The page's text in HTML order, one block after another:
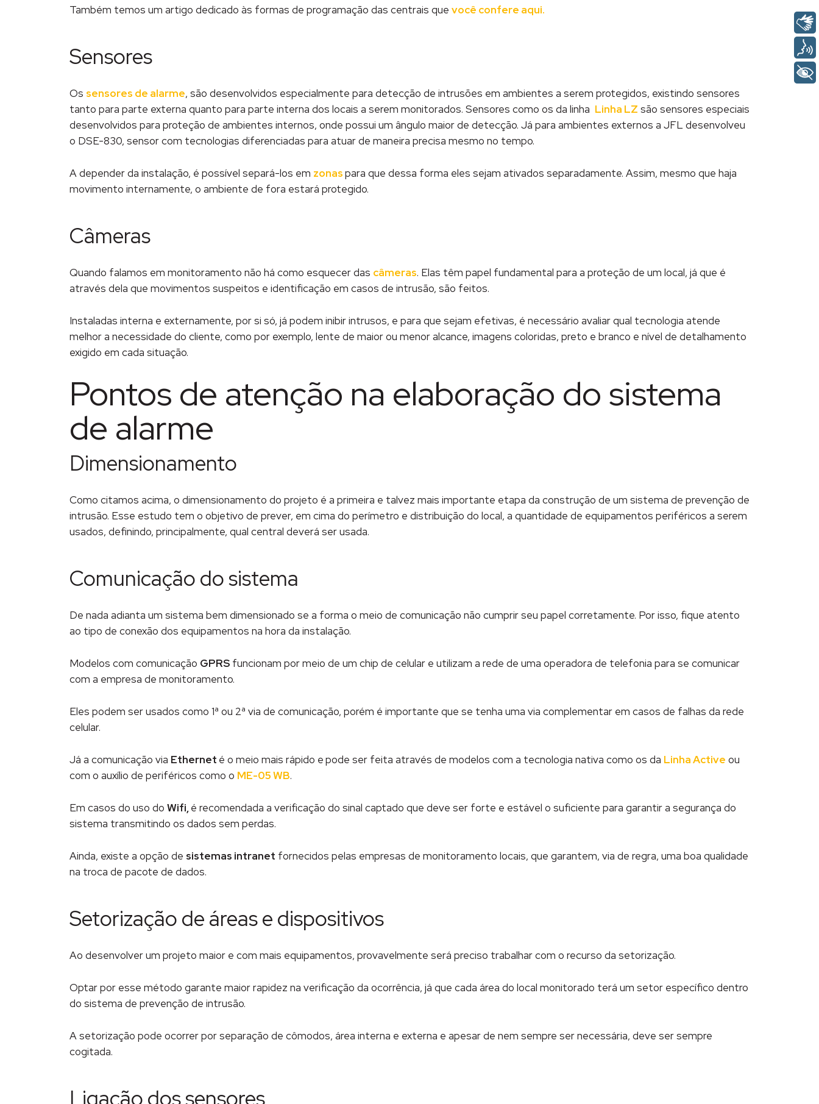
Também temos um artigo dedicado às formas de programação das centrais que você confere aqui.
Sensores
Os sensores de alarme, são desenvolvidos especialmente para detecção de intrusões em ambientes a serem protegidos, existindo sensores
tanto para parte externa quanto para parte interna dos locais a serem monitorados. Sensores como os da linha Linha LZ são sensores especiais
desenvolvidos para proteção de ambientes internos, onde possui um ângulo maior de detecção. Já para ambientes externos a JFL desenvolveu
o DSE-830, sensor com tecnologias diferenciadas para atuar de maneira precisa mesmo no tempo.
A depender da instalação, é possível separá-los em zonaspara que dessa forma eles sejam ativados separadamente. Assim, mesmo que haja
movimento internamente, o ambiente de fora estará protegido.
Câmeras
Quando falamos em monitoramento não há como esquecer das câmeras. Elas têm papel fundamental para a proteção de um local, já que é
através dela que movimentos suspeitos e identificação em casos de intrusão, são feitos.
Instaladas interna e externamente, por si só, já podem inibir intrusos, e para que sejam efetivas, é necessário avaliar qual tecnologia atende
melhor a necessidade do cliente, como por exemplo, lente de maior ou menor alcance, imagens coloridas, preto e branco e nível de detalhamento
exigido em cada situação.
Pontos de atenção na elaboração do sistema
de alarme
Dimensionamento
Como citamos acima, o dimensionamento do projeto é a primeira e talvez mais importante etapa da construção de um sistema de prevenção de
intrusão. Esse estudo tem o objetivo de prever, em cima do perímetro e distribuição do local, a quantidade de equipamentos periféricos a serem
usados, definindo, principalmente, qual central deverá ser usada.
Comunicação do sistema
De nada adianta um sistema bem dimensionado se a forma o meio de comunicação não cumprir seu papel corretamente. Por isso, fique atento
ao tipo de conexão dos equipamentos na hora da instalação.
Modelos com comunicação GPRS funcionam por meio de um chip de celular e utilizam a rede de uma operadora de telefonia para se comunicar
com a empresa de monitoramento.
Eles podem ser usados como 1ª ou 2ª via de comunicação, porém é importante que se tenha uma via complementar em casos de falhas da rede
celular.
Já a comunicação via Ethernet é o meio mais rápido epode ser feita através de modelos com a tecnologia nativa como os da Linha Active ou
com o auxílio de periféricos como o ME-05 WB.
Em casos do uso do Wifi,é recomendada a verificação do sinal captado que deve ser forte e estável o suficiente para garantir a segurança do
sistema transmitindo os dados sem perdas.
Ainda, existe a opção de sistemas intranet fornecidos pelas empresas de monitoramento locais, que garantem, via de regra, uma boa qualidade
na troca de pacote de dados.
Setorização de áreas e dispositivos
Ao desenvolver um projeto maior e com mais equipamentos, provavelmente será preciso trabalhar com o recurso da setorização.
Optar por esse método garante maior rapidez na verificação da ocorrência, já que cada área do local monitorado terá um setor específico dentro
do sistema de prevenção de intrusão.
A setorização pode ocorrer por separação de cômodos, área interna e externa e apesar de nem sempre ser necessária, deve ser sempre
cogitada.
Ligação dos sensores